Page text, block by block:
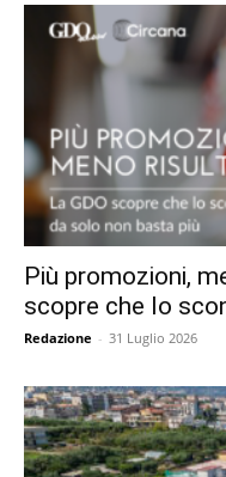
Più promozioni,
scopre che lo
Redazione - 31 Luglio 2026